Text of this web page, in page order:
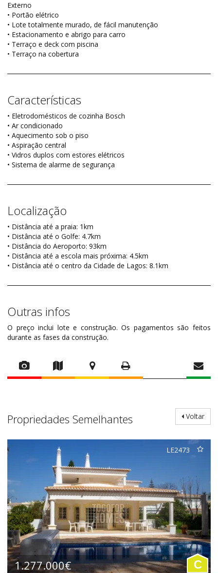
Externo
• Portão elétrico
• Lote totalmente murado, de fácil manutenção
• Estacionamento e abrigo para carro
• Terraço e deck com piscina
• Terraço na cobertura
Características
• Eletrodomésticos de cozinha Bosch
• Ar condicionado
• Aquecimento sob o piso
• Aspiração central
• Vidros duplos com estores elétricos
• Sistema de alarme de segurança
Localização
• Distância até a praia: 1km
• Distância até o Golfe: 4.7km
• Distância do Aeroporto: 93km
• Distância até a escola mais próxima: 4.5km
• Distância até o centro da Cidade de Lagos: 8.1km
Outras infos
O preço inclui lote e construção. Os pagamentos são feitos
durante as fases da construção.
Voltar
Propriedades Semelhantes
LE2473
1.277.000€ C